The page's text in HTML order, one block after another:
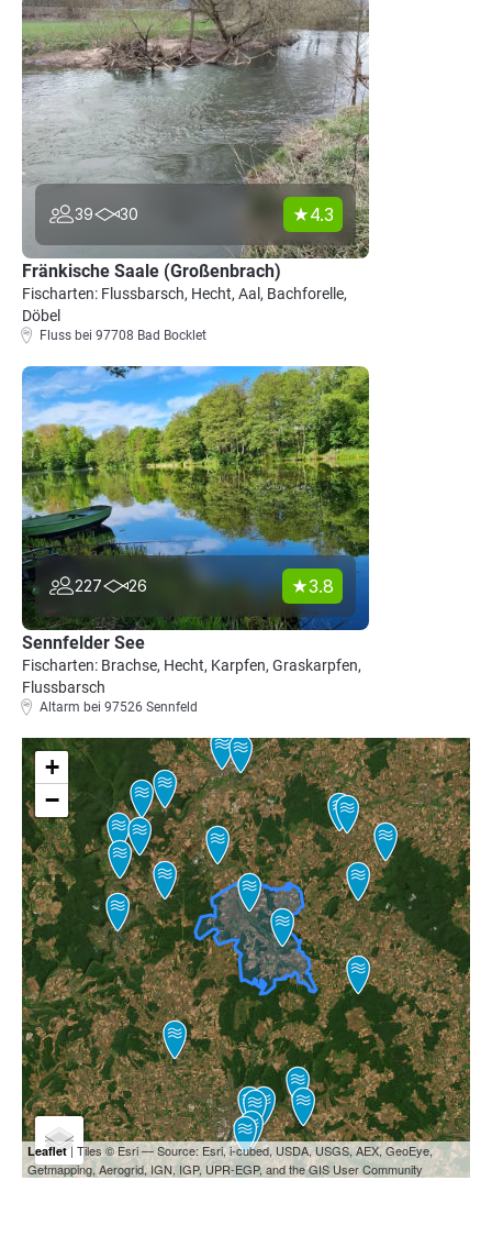
39 30 4.3
Fränkische Saale (Großenbrach)
Fischarten: Flussbarsch, Hecht, Aal, Bachforelle,
Döbel
Fluss bei 97708 Bad Bocklet
227 26 3.8
Sennfelder See
Fischarten: Brachse, Hecht, Karpfen, Graskarpfen,
Flussbarsch
Altarm bei 97526 Sennfeld
+
−
Leaflet| Tiles © Esri — Source: Esri, i-cubed, USDA, USGS, AEX, GeoEye,
Getmapping, Aerogrid, IGN, IGP, UPR-EGP, and the GIS User Community